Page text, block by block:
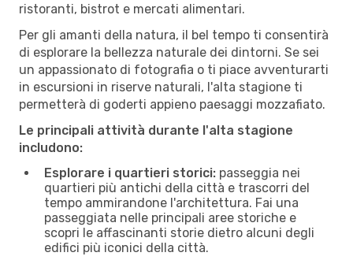
ristoranti, bistrot e mercati alimentari.
Per gli amanti della natura, il bel tempo ti consentirà
di esplorare la bellezza naturale dei dintorni. Se sei
un appassionato di fotografia o ti piace avventurarti
in escursioni in riserve naturali, l'alta stagione ti
permetterà di goderti appieno paesaggi mozzafiato.
Le principali attività durante l'alta stagione
includono:
Esplorare i quartieri storici: passeggia nei
quartieri più antichi della città e trascorri del
tempo ammirandone l'architettura. Fai una
passeggiata nelle principali aree storiche e
scopri le affascinanti storie dietro alcuni degli
edifici più iconici della città.